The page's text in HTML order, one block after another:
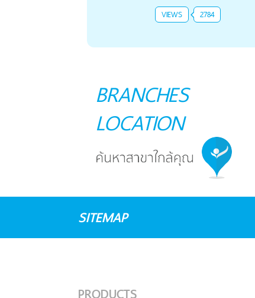
VIEWS 2784
BRANCHES
LOCATION
SITEMAP